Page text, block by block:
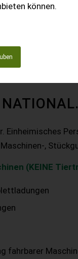
können.
Einheimisches
,
(KEINE
fahrbarer